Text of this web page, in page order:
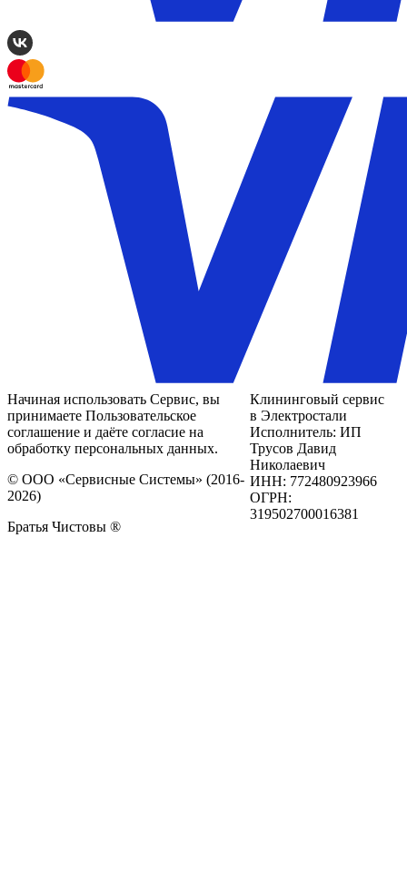
Начиная использовать Сервис, вы
принимаете Пользовательское
соглашение и даёте согласие на
обработку персональных данных.
© ООО «Сервисные Системы» (2016-
2026)
Братья Чистовы ®
Клининговый сервис
в Электростали
Исполнитель: ИП
Трусов Давид
Николаевич
ИНН: 772480923966
ОГРН:
319502700016381